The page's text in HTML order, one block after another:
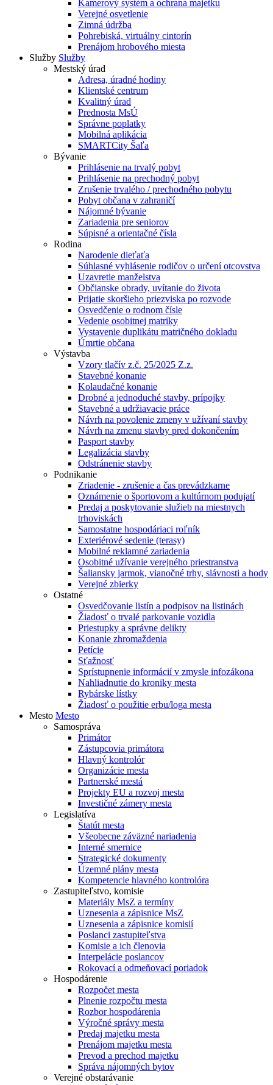
Kamerový systém a ochrana majetku
Verejné osvetlenie
Zimná údržba
Pohrebiská, virtuálny cintorín
Prenájom hrobového miesta
Služby Služby
Mestský úrad
Adresa, úradné hodiny
Klientské centrum
Kvalitný úrad
Prednosta MsÚ
Správne poplatky
Mobilná aplikácia
SMARTCity Šaľa
Bývanie
Prihlásenie na trvalý pobyt
Prihlásenie na prechodný pobyt
Zrušenie trvalého / prechodného pobytu
Pobyt občana v zahraničí
Nájomné bývanie
Zariadenia pre seniorov
Súpisné a orientačné čísla
Rodina
Narodenie dieťaťa
Súhlasné vyhlásenie rodičov o určení otcovstva
Uzavretie manželstva
Občianske obrady, uvítanie do života
Prijatie skoršieho priezviska po rozvode
Osvedčenie o rodnom čísle
Vedenie osobitnej matriky
Vystavenie duplikátu matričného dokladu
Úmrtie občana
Výstavba
Vzory tlačív z.č. 25/2025 Z.z.
Stavebné konanie
Kolaudačné konanie
Drobné a jednoduché stavby, prípojky
Stavebné a udržiavacie práce
Návrh na povolenie zmeny v užívaní stavby
Návrh na zmenu stavby pred dokončením
Pasport stavby
Legalizácia stavby
Odstránenie stavby
Podnikanie
Zriadenie - zrušenie a čas prevádzkarne
Oznámenie o športovom a kultúrnom podujatí
Predaj a poskytovanie služieb na miestnych
trhoviskách
Samostatne hospodáriaci roľník
Exteriérové sedenie (terasy)
Mobilné reklamné zariadenia
Osobitné užívanie verejného priestranstva
Šaliansky jarmok, vianočné trhy, slávnosti a hody
Verejné zbierky
Ostatné
Osvedčovanie listín a podpisov na listinách
Žiadosť o trvalé parkovanie vozidla
Priestupky a správne delikty
Konanie zhromaždenia
Petície
Sťažnosť
Sprístupnenie informácií v zmysle infozákona
Nahliadnutie do kroniky mesta
Rybárske lístky
Žiadosť o použitie erbu/loga mesta
Mesto Mesto
Samospráva
Primátor
Zástupcovia primátora
Hlavný kontrolór
Organizácie mesta
Partnerské mestá
Projekty EU a rozvoj mesta
Investičné zámery mesta
Legislatíva
Štatút mesta
Všeobecne záväzné nariadenia
Interné smernice
Strategické dokumenty
Územné plány mesta
Kompetencie hlavného kontrolóra
Zastupiteľstvo, komisie
Materiály MsZ a termíny
Uznesenia a zápisnice MsZ
Uznesenia a zápisnice komisií
Poslanci zastupiteľstva
Komisie a ich členovia
Interpelácie poslancov
Rokovací a odmeňovací poriadok
Hospodárenie
Rozpočet mesta
Plnenie rozpočtu mesta
Rozbor hospodárenia
Výročné správy mesta
Predaj majetku mesta
Prenájom majetku mesta
Prevod a prechod majetku
Správa nájomných bytov
Verejné obstarávanie